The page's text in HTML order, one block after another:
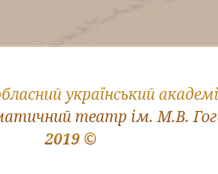
2019 ©
український
театр ім. М.В.